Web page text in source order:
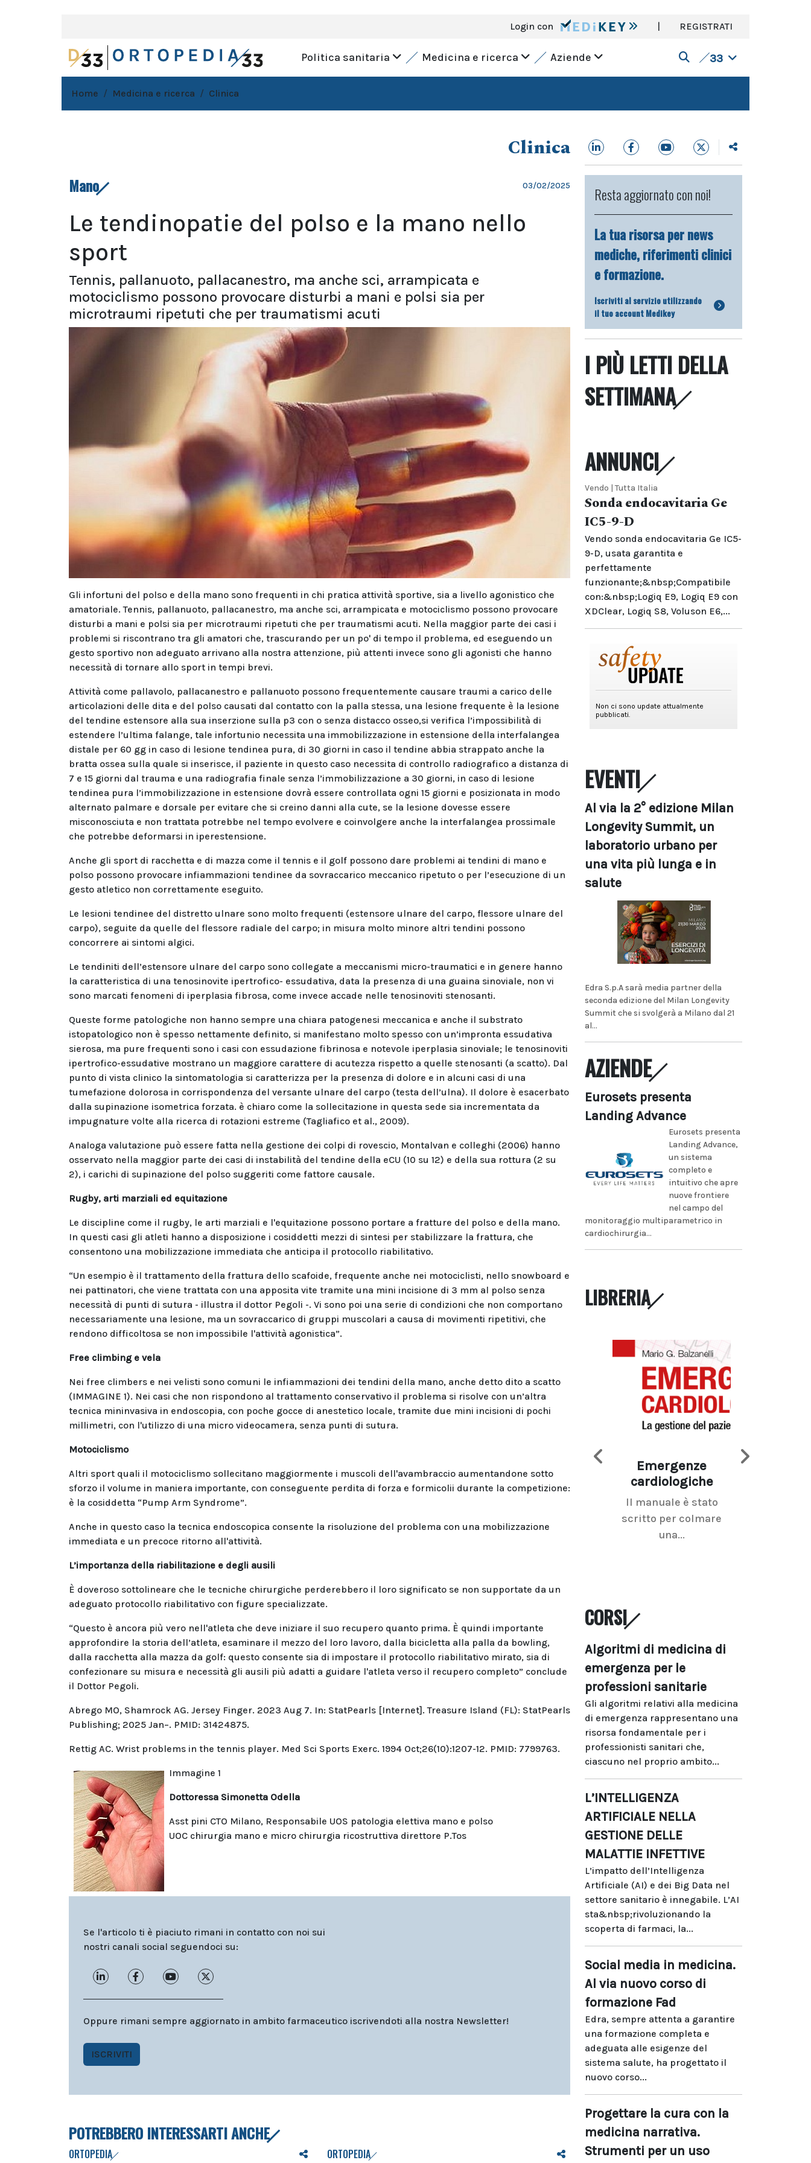
Login con | REGISTRATI
Politica sanitaria Medicina e ricerca Aziende 33
Home Medicina e ricerca Clinica
Clinica
Mano 03/02/2025
Le tendinopatie del polso e la mano nello
sport
Tennis, pallanuoto, pallacanestro, ma anche sci, arrampicata e
motociclismo possono provocare disturbi a mani e polsi sia per
microtraumi ripetuti che per traumatismi acuti
Gli infortuni del polso e della mano sono frequenti in chi pratica attività sportive, sia a livello agonistico che
amatoriale. Tennis, pallanuoto, pallacanestro, ma anche sci, arrampicata e motociclismo possono provocare
disturbi a mani e polsi sia per microtraumi ripetuti che per traumatismi acuti. Nella maggior parte dei casi i
problemi si riscontrano tra gli amatori che, trascurando per un po' di tempo il problema, ed eseguendo un
gesto sportivo non adeguato arrivano alla nostra attenzione, più attenti invece sono gli agonisti che hanno
necessità di tornare allo sport in tempi brevi.
Attività come pallavolo, pallacanestro e pallanuoto possono frequentemente causare traumi a carico delle
articolazioni delle dita e del polso causati dal contatto con la palla stessa, una lesione frequente è la lesione
del tendine estensore alla sua inserzione sulla p3 con o senza distacco osseo,si verifica l’impossibilità di
estendere l’ultima falange, tale infortunio necessita una immobilizzazione in estensione della interfalangea
distale per 60 gg in caso di lesione tendinea pura, di 30 giorni in caso il tendine abbia strappato anche la
bratta ossea sulla quale si inserisce, il paziente in questo caso necessita di controllo radiografico a distanza di
7 e 15 giorni dal trauma e una radiografia finale senza l’immobilizzazione a 30 giorni, in caso di lesione
tendinea pura l’immobilizzazione in estensione dovrà essere controllata ogni 15 giorni e posizionata in modo
alternato palmare e dorsale per evitare che si creino danni alla cute, se la lesione dovesse essere
misconosciuta e non trattata potrebbe nel tempo evolvere e coinvolgere anche la interfalangea prossimale
che potrebbe deformarsi in iperestensione.
Anche gli sport di racchetta e di mazza come il tennis e il golf possono dare problemi ai tendini di mano e
polso possono provocare infiammazioni tendinee da sovraccarico meccanico ripetuto o per l’esecuzione di un
gesto atletico non correttamente eseguito.
Le lesioni tendinee del distretto ulnare sono molto frequenti (estensore ulnare del carpo, flessore ulnare del
carpo), seguite da quelle del flessore radiale del carpo; in misura molto minore altri tendini possono
concorrere ai sintomi algici.
Le tendiniti dell’estensore ulnare del carpo sono collegate a meccanismi micro-traumatici e in genere hanno
la caratteristica di una tenosinovite ipertrofico- essudativa, data la presenza di una guaina sinoviale, non vi
sono marcati fenomeni di iperplasia fibrosa, come invece accade nelle tenosinoviti stenosanti.
Queste forme patologiche non hanno sempre una chiara patogenesi meccanica e anche il substrato
istopatologico non è spesso nettamente definito, si manifestano molto spesso con un’impronta essudativa
sierosa, ma pure frequenti sono i casi con essudazione fibrinosa e notevole iperplasia sinoviale; le tenosinoviti
ipertrofico-essudative mostrano un maggiore carattere di acutezza rispetto a quelle stenosanti (a scatto). Dal
punto di vista clinico la sintomatologia si caratterizza per la presenza di dolore e in alcuni casi di una
tumefazione dolorosa in corrispondenza del versante ulnare del carpo (testa dell’ulna). Il dolore è esacerbato
dalla supinazione isometrica forzata. è chiaro come la sollecitazione in questa sede sia incrementata da
impugnature volte alla ricerca di rotazioni estreme (Tagliafico et al., 2009).
Analoga valutazione può essere fatta nella gestione dei colpi di rovescio, Montalvan e colleghi (2006) hanno
osservato nella maggior parte dei casi di instabilità del tendine della eCU (10 su 12) e della sua rottura (2 su
2), i carichi di supinazione del polso suggeriti come fattore causale.
Rugby, arti marziali ed equitazione
Le discipline come il rugby, le arti marziali e l'equitazione possono portare a fratture del polso e della mano.
In questi casi gli atleti hanno a disposizione i cosiddetti mezzi di sintesi per stabilizzare la frattura, che
consentono una mobilizzazione immediata che anticipa il protocollo riabilitativo.
“Un esempio è il trattamento della frattura dello scafoide, frequente anche nei motociclisti, nello snowboard e
nei pattinatori, che viene trattata con una apposita vite tramite una mini incisione di 3 mm al polso senza
necessità di punti di sutura - illustra il dottor Pegoli -. Vi sono poi una serie di condizioni che non comportano
necessariamente una lesione, ma un sovraccarico di gruppi muscolari a causa di movimenti ripetitivi, che
rendono difficoltosa se non impossibile l'attività agonistica”.
Free climbing e vela
Nei free climbers e nei velisti sono comuni le infiammazioni dei tendini della mano, anche detto dito a scatto
(IMMAGINE 1). Nei casi che non rispondono al trattamento conservativo il problema si risolve con un’altra
tecnica mininvasiva in endoscopia, con poche gocce di anestetico locale, tramite due mini incisioni di pochi
millimetri, con l'utilizzo di una micro videocamera, senza punti di sutura.
Motociclismo
Altri sport quali il motociclismo sollecitano maggiormente i muscoli dell'avambraccio aumentandone sotto
sforzo il volume in maniera importante, con conseguente perdita di forza e formicolii durante la competizione:
è la cosiddetta “Pump Arm Syndrome”.
Anche in questo caso la tecnica endoscopica consente la risoluzione del problema con una mobilizzazione
immediata e un precoce ritorno all'attività.
L’importanza della riabilitazione e degli ausili
È doveroso sottolineare che le tecniche chirurgiche perderebbero il loro significato se non supportate da un
adeguato protocollo riabilitativo con figure specializzate.
“Questo è ancora più vero nell'atleta che deve iniziare il suo recupero quanto prima. È quindi importante
approfondire la storia dell’atleta, esaminare il mezzo del loro lavoro, dalla bicicletta alla palla da bowling,
dalla racchetta alla mazza da golf: questo consente sia di impostare il protocollo riabilitativo mirato, sia di
confezionare su misura e necessità gli ausili più adatti a guidare l'atleta verso il recupero completo” conclude
il Dottor Pegoli.
Abrego MO, Shamrock AG. Jersey Finger. 2023 Aug 7. In: StatPearls [Internet]. Treasure Island (FL): StatPearls
Publishing; 2025 Jan–. PMID: 31424875.
Rettig AC. Wrist problems in the tennis player. Med Sci Sports Exerc. 1994 Oct;26(10):1207-12. PMID: 7799763.
Immagine 1
Dottoressa Simonetta Odella
Asst pini CTO Milano, Responsabile UOS patologia elettiva mano e polso
UOC chirurgia mano e micro chirurgia ricostruttiva direttore P.Tos
Se l'articolo ti è piaciuto rimani in contatto con noi sui
nostri canali social seguendoci su:
Oppure rimani sempre aggiornato in ambito farmaceutico iscrivendoti alla nostra Newsletter!
ISCRIVITI
POTREBBERO INTERESSARTI ANCHE
ORTOPEDIA ORTOPEDIA
Resta aggiornato con noi!
La tua risorsa per news
mediche, riferimenti clinici
e formazione.
Iscriviti al servizio utilizzando
il tuo account Medikey
I PIÙ LETTI DELLA
SETTIMANA
ANNUNCI
Vendo | Tutta Italia
Sonda endocavitaria Ge
IC5-9-D
Vendo sonda endocavitaria Ge IC5-
9-D, usata garantita e
perfettamente
funzionante;&nbsp;Compatibile
con:&nbsp;Logiq E9, Logiq E9 con
XDClear, Logiq S8, Voluson E6,...
EVENTI
Al via la 2° edizione Milan
Longevity Summit, un
laboratorio urbano per
una vita più lunga e in
salute
Edra S.p.A sarà media partner della
seconda edizione del Milan Longevity
Summit che si svolgerà a Milano dal 21
al...
AZIENDE
Eurosets presenta
Landing Advance
Eurosets presenta
Landing Advance,
un sistema
completo e
intuitivo che apre
nuove frontiere
nel campo del
monitoraggio multiparametrico in
cardiochirurgia...
LIBRERIA
Emergenze
cardiologiche
Il manuale è stato
scritto per colmare
una...
CORSI
Algoritmi di medicina di
emergenza per le
professioni sanitarie
Gli algoritmi relativi alla medicina
di emergenza rappresentano una
risorsa fondamentale per i
professionisti sanitari che,
ciascuno nel proprio ambito...
L’INTELLIGENZA
ARTIFICIALE NELLA
GESTIONE DELLE
MALATTIE INFETTIVE
L’impatto dell’Intelligenza
Artificiale (AI) e dei Big Data nel
settore sanitario è innegabile. L’AI
sta&nbsp;rivoluzionando la
scoperta di farmaci, la...
Social media in medicina.
Al via nuovo corso di
formazione Fad
Edra, sempre attenta a garantire
una formazione completa e
adeguata alle esigenze del
sistema salute, ha progettato il
nuovo corso...
Progettare la cura con la
medicina narrativa.
Strumenti per un uso